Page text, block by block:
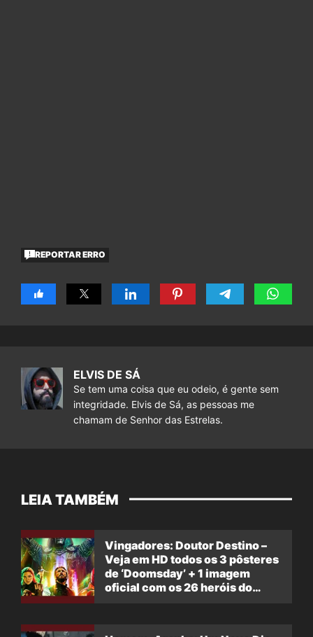
REPORTAR ERRO
ELVIS DE SÁ
Se tem uma coisa que eu odeio, é gente sem
integridade. Elvis de Sá, as pessoas me
chamam de Senhor das Estrelas.
LEIA TAMBÉM
Vingadores: Doutor Destino –
Veja em HD todos os 3 pôsteres
de ‘Doomsday’ + 1 imagem
oficial com os 26 heróis do